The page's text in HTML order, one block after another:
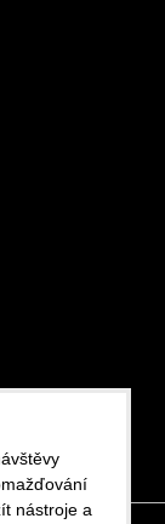
nástroje a